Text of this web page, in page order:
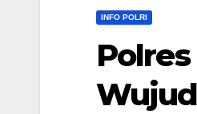
INFO POLRI